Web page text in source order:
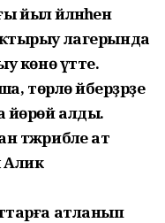
әйләнәһенә
лагерында
көнө үтте.
төрлө әйберҙәрҙе
йөрөй алды.
тәжрибәле ат
Алик
атланып